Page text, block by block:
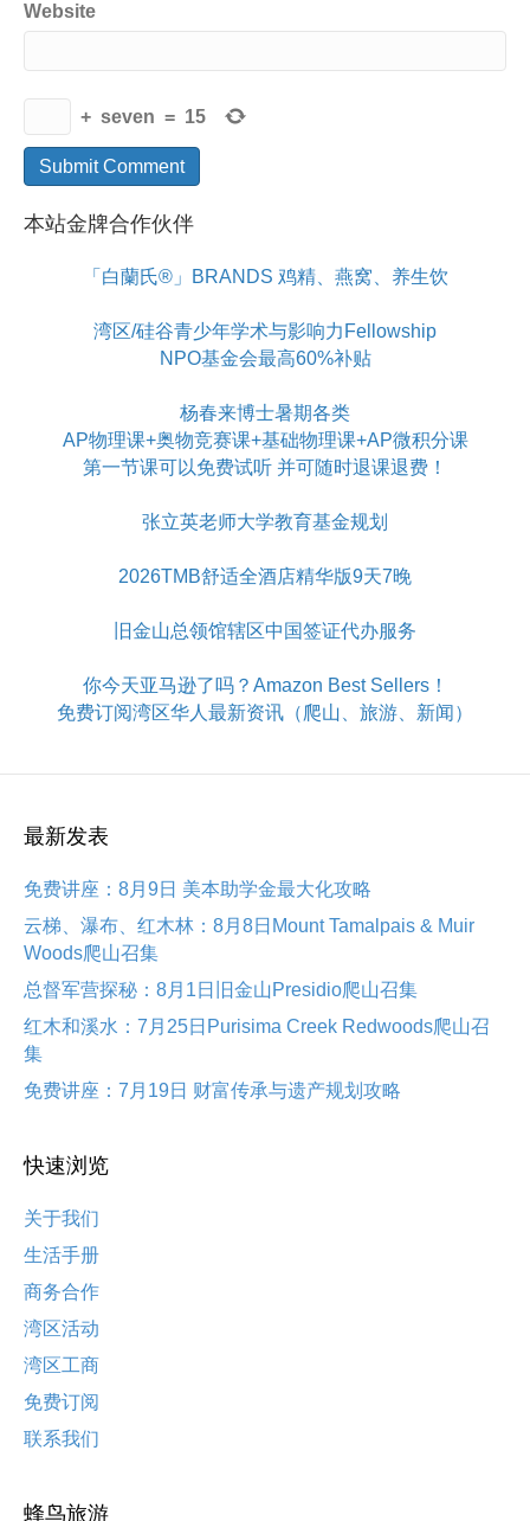
Website
+ seven = 15
本站金牌合作伙伴
「白蘭氏®」BRANDS 鸡精、燕窝、养生饮
湾区/硅谷青少年学术与影响力Fellowship
NPO基金会最高60%补贴
杨春来博士暑期各类
AP物理课+奥物竞赛课+基础物理课+AP微积分课
第一节课可以免费试听 并可随时退课退费！
张立英老师大学教育基金规划
2026TMB舒适全酒店精华版9天7晚
旧金山总领馆辖区中国签证代办服务
你今天亚马逊了吗？Amazon Best Sellers！
免费订阅湾区华人最新资讯（爬山、旅游、新闻）
最新发表
免费讲座：8月9日 美本助学金最大化攻略
云梯、瀑布、红木林：8月8日Mount Tamalpais & Muir
Woods爬山召集
总督军营探秘：8月1日旧金山Presidio爬山召集
红木和溪水：7月25日Purisima Creek Redwoods爬山召
集
免费讲座：7月19日 财富传承与遗产规划攻略
快速浏览
关于我们
生活手册
商务合作
湾区活动
湾区工商
免费订阅
联系我们
蜂鸟旅游